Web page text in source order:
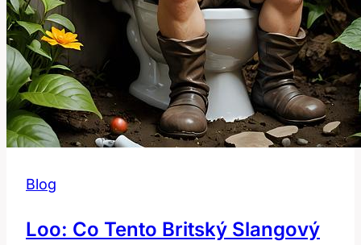
Blog
Loo: Co Tento Britský Slangový